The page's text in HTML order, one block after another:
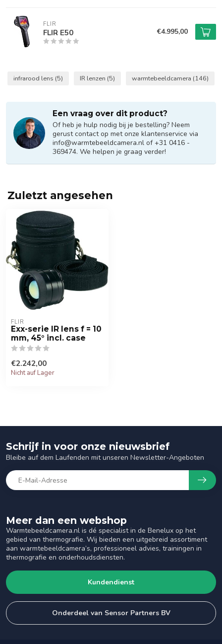
FLIR
FLIR E50 €4.995,00
infrarood lens (5) IR lenzen (5) warmtebeeldcamera (146)
Een vraag over dit product?
Of heb je hulp nodig bij je bestelling? Neem
gerust contact op met onze klantenservice via
info@warmtebeeldcamera.nl of +31 0416 -
369474. We helpen je graag verder!
Zuletzt angesehen
FLIR
Exx-serie IR lens f = 10
mm, 45° incl. case
€2.242,00
Nicht auf Lager
Meer dan een webshop
Warmtebeeldcamera.nl is dé specialist in de Benelux op het
gebied van thermografie. Wij bieden een uitgebreid assortiment
aan warmtebeeldcamera’s, professioneel advies, trainingen in
thermografie en onderhoudsdiensten.
Kundendienst
Onderdeel van Sensor Partners BV
Schrijf in voor onze nieuwsbrief
Bleibe auf dem Laufenden mit unseren Newsletter-Angeboten